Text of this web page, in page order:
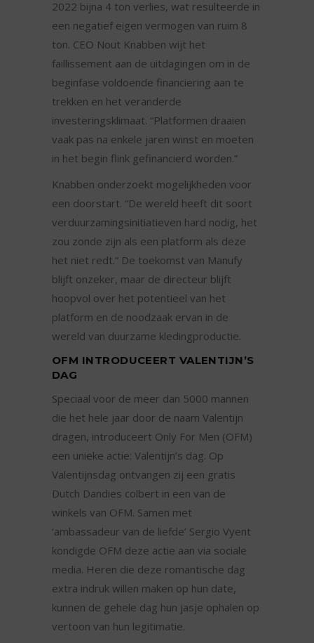
2022 bijna 4 ton verlies, wat resulteerde in
een negatief eigen vermogen van ruim 8
ton. CEO Nout Knabben wijt het
faillissement aan de uitdagingen om in de
beginfase voldoende financiering aan te
trekken en het veranderde
investeringsklimaat. “Platformen draaien
vaak pas na enkele jaren winst en moeten
in het begin flink gefinancierd worden.”
Knabben onderzoekt mogelijkheden voor
een doorstart. “De wereld heeft dit soort
verduurzamingsinitiatieven hard nodig, het
zou zonde zijn als een platform als deze
het niet redt.” De toekomst van Manufy
blijft onzeker, maar de directeur blijft
hoopvol over het potentieel van het
platform en de noodzaak ervan in de
wereld van duurzame kledingproductie.
OFM INTRODUCEERT VALENTIJN’S
DAG
Speciaal voor de meer dan 5000 mannen
die het hele jaar door de naam Valentijn
dragen, introduceert Only For Men (OFM)
een unieke actie: Valentijn’s dag. Op
Valentijnsdag ontvangen zij een gratis
Dutch Dandies colbert in een van de
winkels van OFM. Samen met
‘ambassadeur van de liefde’ Sergio Vyent
kondigde OFM deze actie aan via sociale
media. Heren die deze romantische dag
extra indruk willen maken op hun date,
kunnen de gehele dag hun jasje ophalen op
vertoon van hun legitimatie.